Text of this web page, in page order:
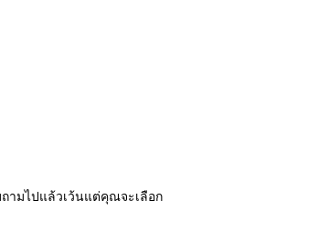
ามไปแล้วเว้นแต่คุณจะเลือก